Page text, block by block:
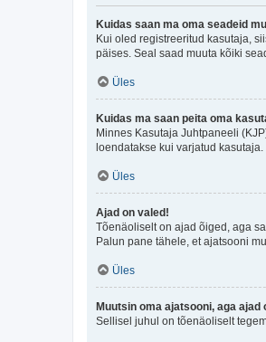
Kuidas saan ma oma seadeid
Kui oled registreeritud kasutaja,
päises. Seal saad muuta kõiki
Üles
Kuidas ma saan peita oma
Minnes Kasutaja Juhtpaneeli
loendatakse kui varjatud kasutaja.
Üles
Ajad on valed!
Tõenäoliselt on ajad õiged, aga
Palun pane tähele, et ajatsooni
Üles
Muutsin oma ajatsooni, aga ajad
Sellisel juhul on tõenäoliselt